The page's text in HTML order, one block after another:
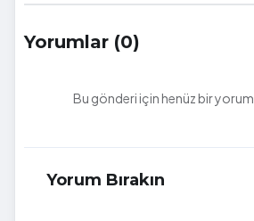
Yorumlar (0)
Bu gönderi için henüz bir yorum
Yorum Bırakın